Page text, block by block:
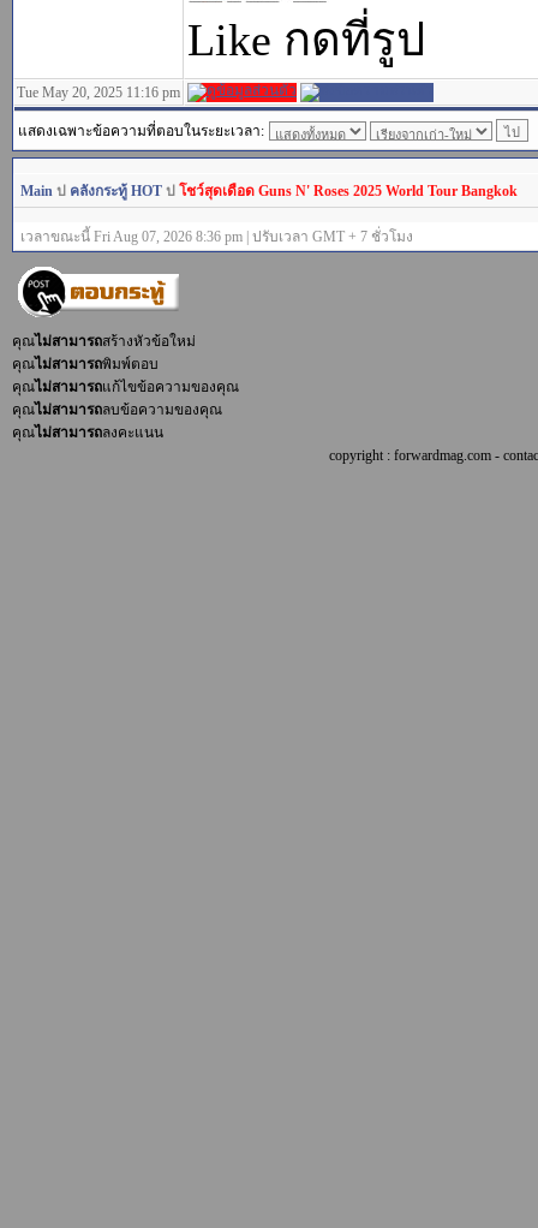
Like กดที่รูป
Tue May 20, 2025 11:16 pm
แสดงเฉพาะข้อความที่ตอบในระยะเวลา:
Main ป คลังกระทู้ HOT ป โชว์สุดเดือด Guns N' Roses 2025 World Tour Bangkok
เวลาขณะนี้ Fri Aug 07, 2026 8:36 pm | ปรับเวลา GMT + 7 ชั่วโมง
คุณไม่สามารถสร้างหัวข้อใหม่
คุณไม่สามารถพิมพ์ตอบ
คุณไม่สามารถแก้ไขข้อความของคุณ
คุณไม่สามารถลบข้อความของคุณ
คุณไม่สามารถลงคะแนน
copyright : forwardmag.com -